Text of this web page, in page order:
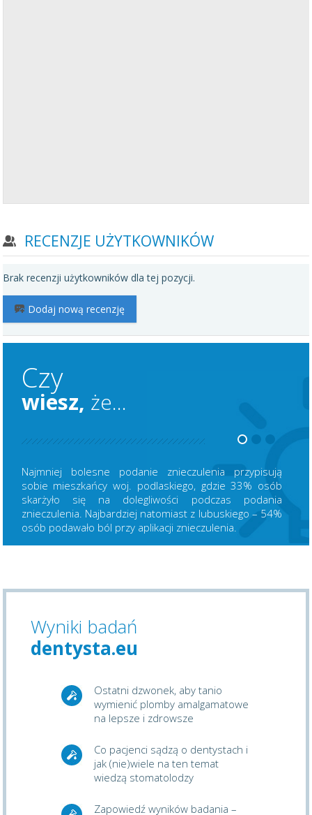
RECENZJE UŻYTKOWNIKÓW
Brak recenzji użytkowników dla tej pozycji.
Dodaj nową recenzję
Czy
wiesz, że...
Najmniej bolesne podanie znieczulenia przypisują
sobie mieszkańcy woj. podlaskiego, gdzie 33% osób
skarżyło się na dolegliwości podczas podania
znieczulenia. Najbardziej natomiast z lubuskiego – 54%
osób podawało ból przy aplikacji znieczulenia.
Wyniki badań
dentysta.eu
Ostatni dzwonek, aby tanio
wymienić plomby amalgamatowe
na lepsze i zdrowsze
Co pacjenci sądzą o dentystach i
jak (nie)wiele na ten temat
wiedzą stomatolodzy
Zapowiedź wyników badania –